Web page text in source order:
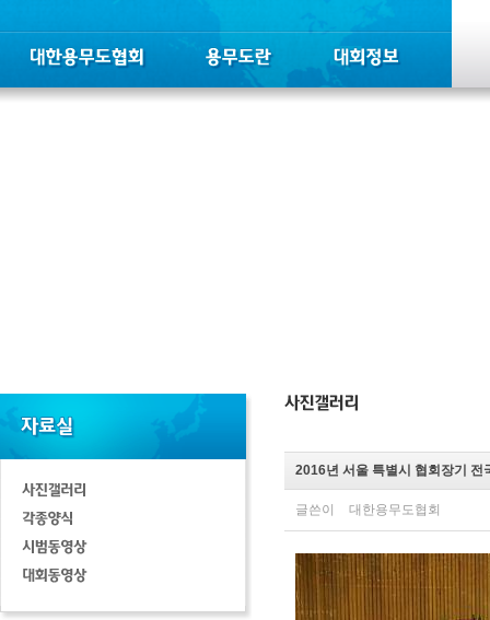
2016년 서울 특별시 협회장기 전
글쓴이 대한용무도협회